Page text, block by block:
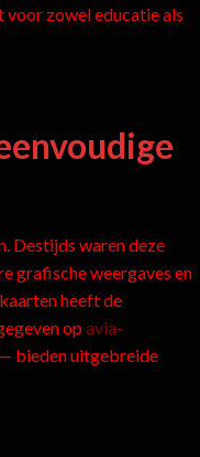
voor zowel educatie als
Destijds waren deze
grafische weergaves en
heeft de
op avia-
bieden uitgebreide